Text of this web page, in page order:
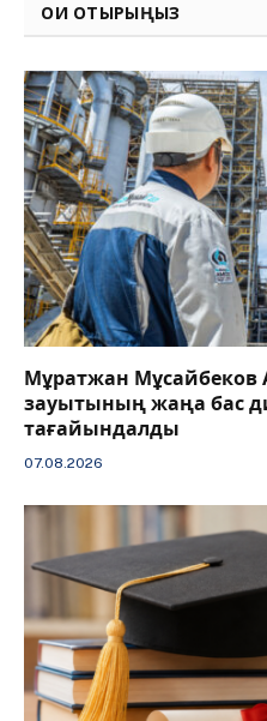
ОҚИ ОТЫРЫҢЫЗ
Мұратжан Мұсайбеков
зауытының жаңа бас
тағайындалды
07.08.2026